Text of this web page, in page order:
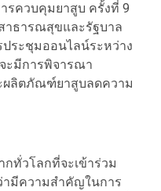
ควบคุมยาสูบ ครั้งที่ 9
สาธารณสุขและรัฐบาล
ประชุมออนไลน์ระหว่าง
ะมีการพิจารณา
ผลิตภัณฑ์ยาสูบลดความ
กทั่วโลกที่จะเข้าร่วม
ามีความสำคัญในการ